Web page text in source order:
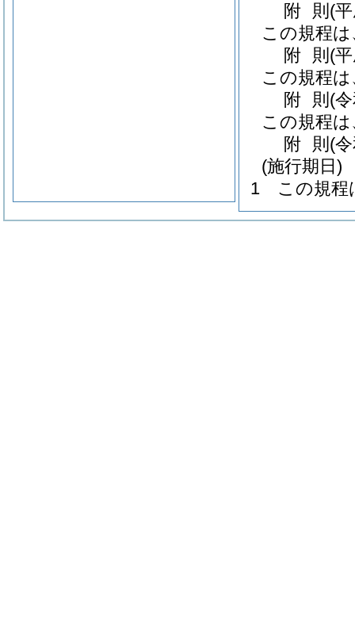
附 則 (
この規程
附 則 (
この規程
附 則 (
この規程
附 則 (
(施行期日)
1
この規程